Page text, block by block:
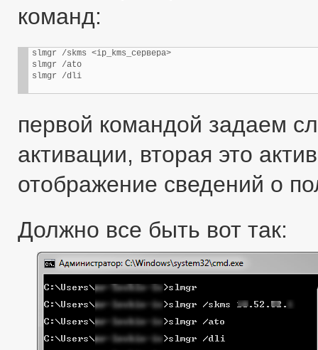
команд:
slmgr /skms <ip_kms_сервера>
slmgr /ato
slmgr /dli
первой командой задаем
активации, вторая это
отображение сведений о
Должно все быть вот так: